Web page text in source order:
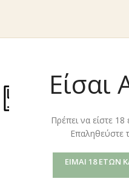
Πρέπει να είστε 18
Επαληθεύστε
ΕΊΜΑΙ 18 ΕΤΏΝ